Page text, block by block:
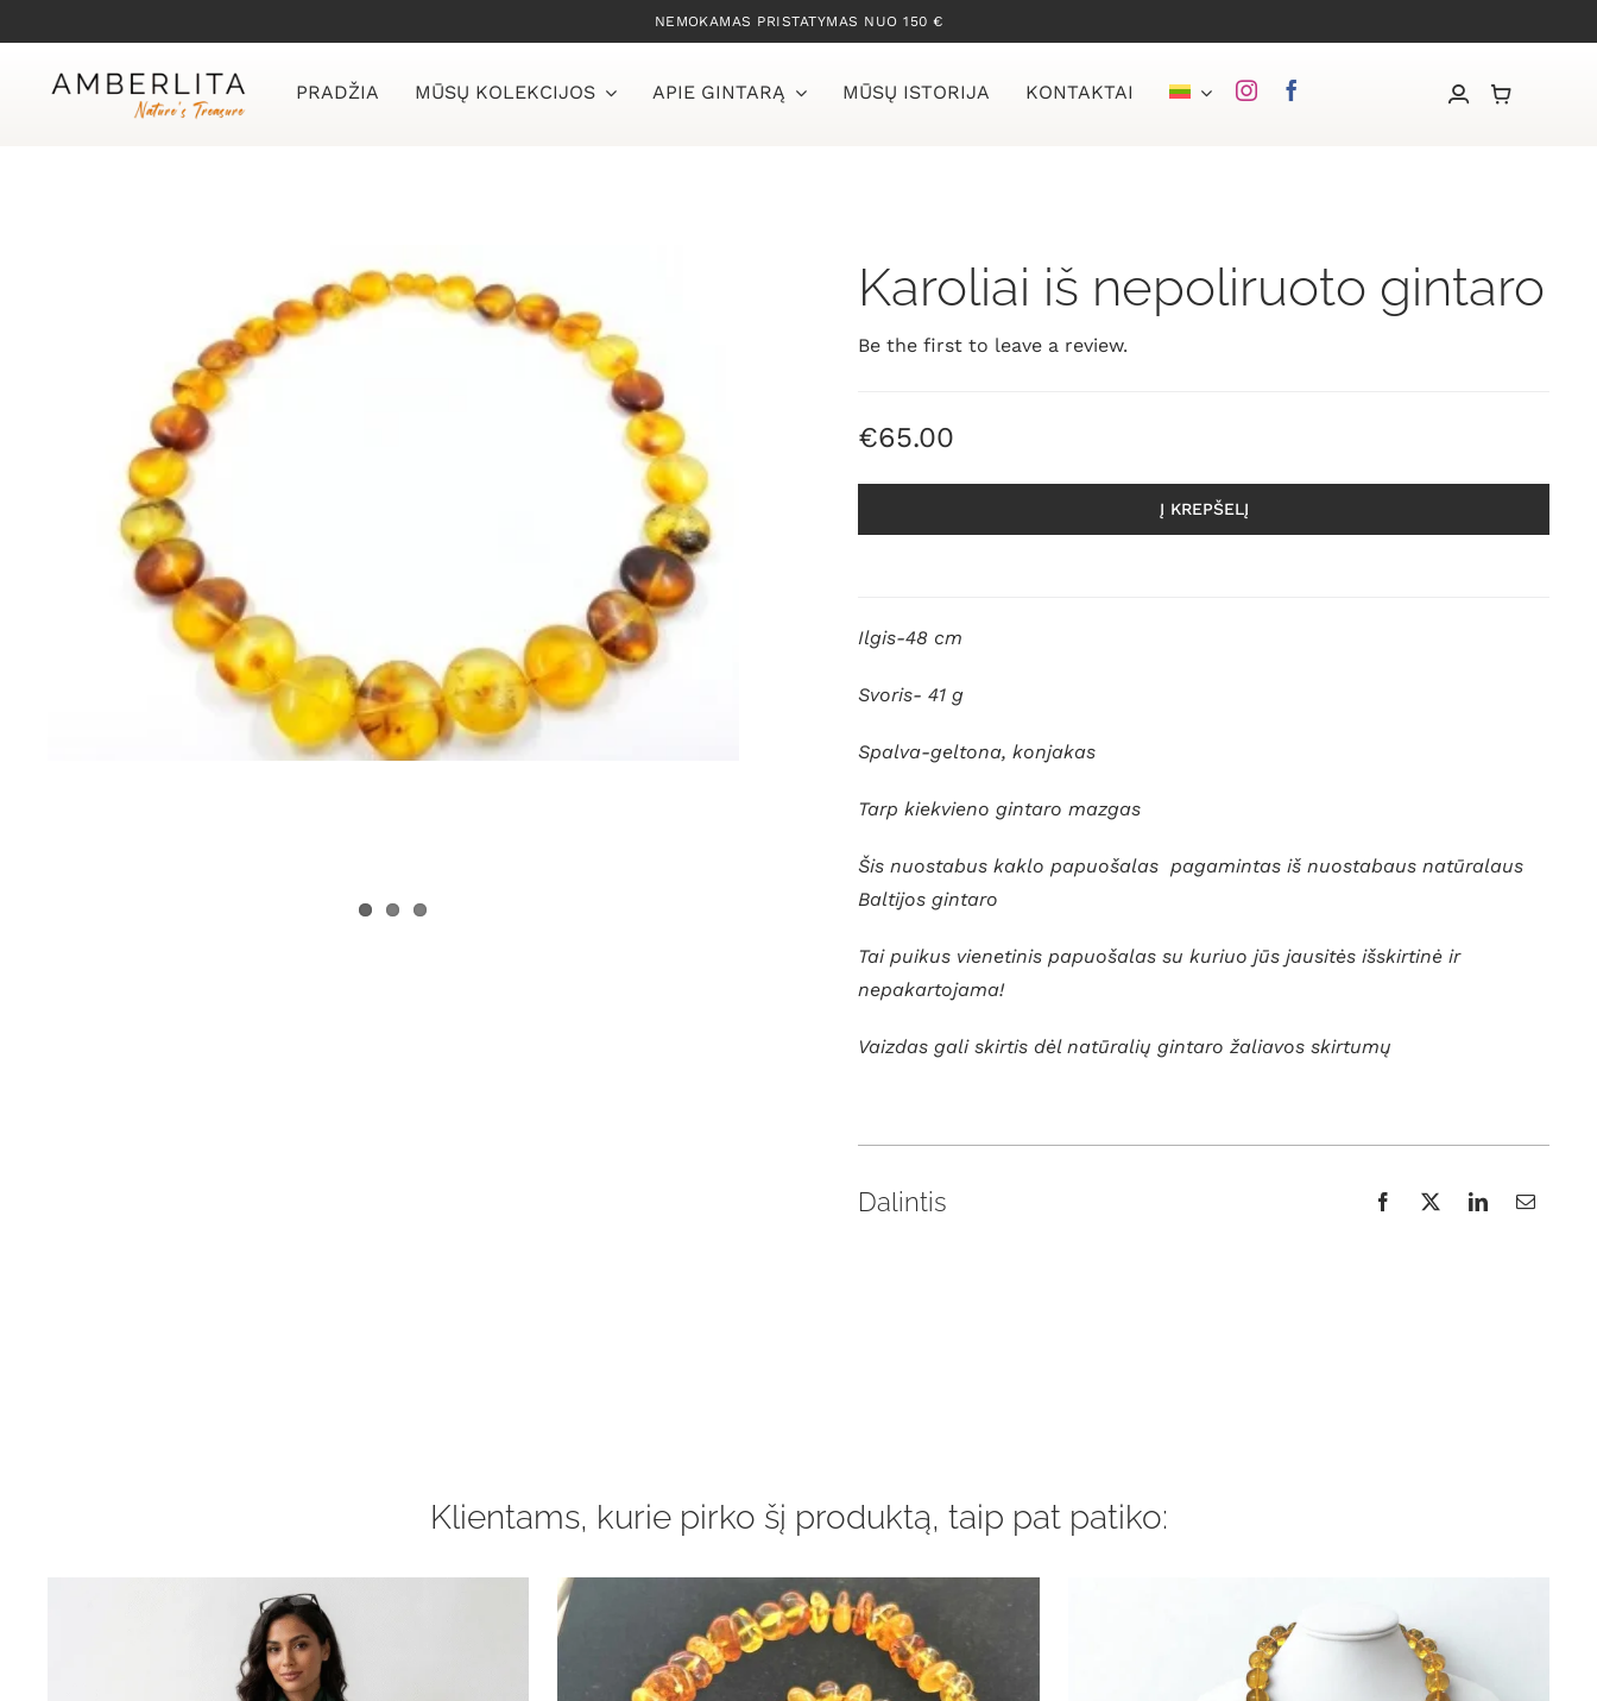
to
content
NEMOKAMAS PRISTATYMAS NUO 150 €
PRADŽIA MŪSŲ KOLEKCIJOS APIE GINTARĄ MŪSŲ ISTORIJA KONTAKTAI
Karoliai iš nepoliruoto gintaro
Be the first to leave a review.
€65.00
Į KREPŠELĮ
Ilgis-48 cm
Svoris- 41 g
Spalva-geltona, konjakas
Tarp kiekvieno gintaro mazgas
Šis nuostabus kaklo papuošalas pagamintas iš nuostabaus natūralaus
Baltijos gintaro
Tai puikus vienetinis papuošalas su kuriuo jūs jausitės išskirtinė ir
nepakartojama!
Vaizdas gali skirtis dėl natūralių gintaro žaliavos skirtumų
Dalintis
Klientams, kurie pirko šį produktą, taip pat patiko: